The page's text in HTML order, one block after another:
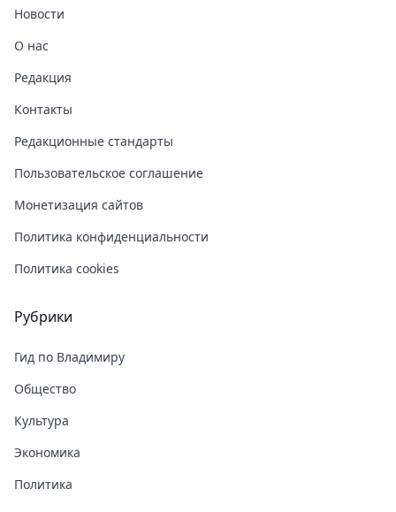
Новости
О нас
Редакция
Контакты
Редакционные стандарты
Пользовательское соглашение
Монетизация сайтов
Политика конфиденциальности
Политика cookies
Рубрики
Гид по Владимиру
Общество
Культура
Экономика
Политика